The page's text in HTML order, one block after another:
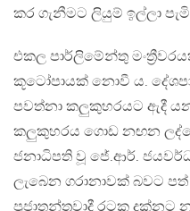
කර ගැනීමට ලියුම් ඉල්ලා
එකල පාර්ලිමේන්තු
කූටෝපායක් නොවී ය.
පවත්නා කලුකුහරයට ඇදී
කලුකුහරය ගොඩ නඟන
ජනාධිපති වූ ජේ.ආර්.
ලැබෙන ගරානාවක් බවට
ප්‍රජාතන්ත්‍රවාදී රටක දක්නට